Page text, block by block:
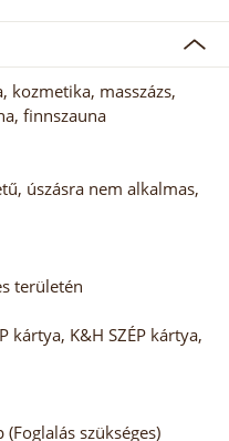
kozmetika, masszázs,
finnszauna
úszásra nem alkalmas,
területén
kártya, K&H SZÉP kártya,
szükséges)